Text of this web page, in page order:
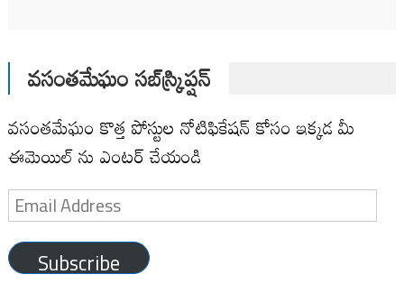
వసంతమేఘం సబ్‌స్క్రిప్షన్
వసంతమేఘం కొత్త పోస్టుల నోటిఫికేషన్ కోసం ఇక్కడ మీ
ఈమెయిల్ ను ఎంటర్ చేయండి
Email
Address
Subscribe